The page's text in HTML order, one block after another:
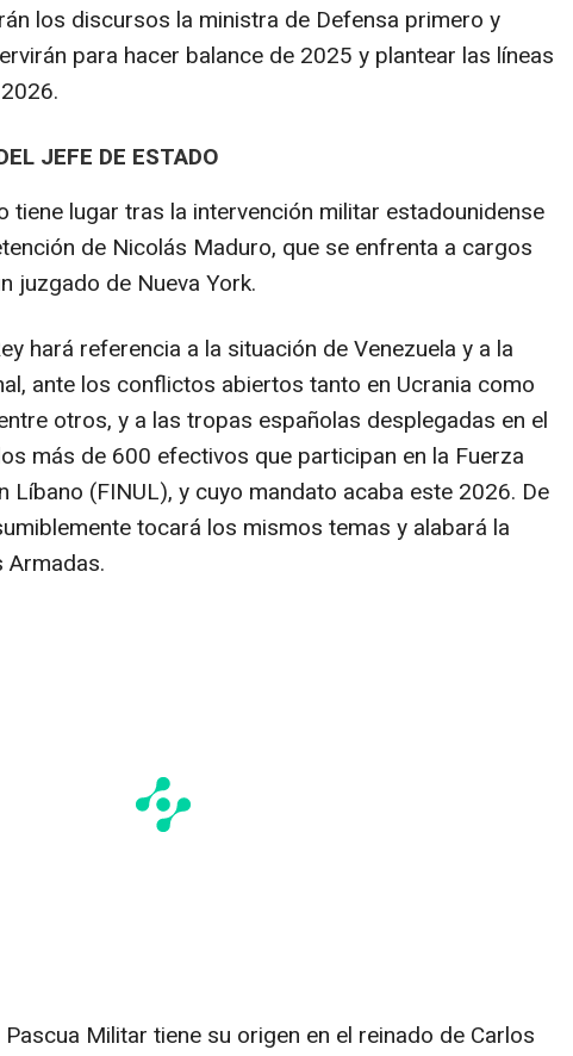
los discursos la ministra de Defensa primero y
para hacer balance de 2025 y plantear las líneas
JEFE DE ESTADO
tiene lugar tras la intervención militar estadounidense
de Nicolás Maduro, que se enfrenta a cargos
juzgado de Nueva York.
hará referencia a la situación de Venezuela y a la
ante los conflictos abiertos tanto en Ucrania como
otros, y a las tropas españolas desplegadas en el
más de 600 efectivos que participan en la Fuerza
Líbano (FINUL), y cuyo mandato acaba este 2026. De
tocará los mismos temas y alabará la
Armadas.
Militar tiene su origen en el reinado de Carlos